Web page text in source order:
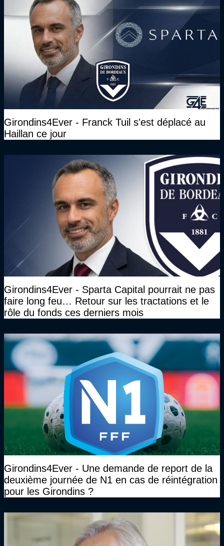
Girondins4Ever - Franck Tuil s'est déplacé au
Haillan ce jour
Girondins4Ever - Sparta Capital pourrait ne pas
faire long feu… Retour sur les tractations et le
rôle du fonds ces derniers mois
Girondins4Ever - Une demande de report de la
deuxième journée de N1 en cas de réintégration
pour les Girondins ?